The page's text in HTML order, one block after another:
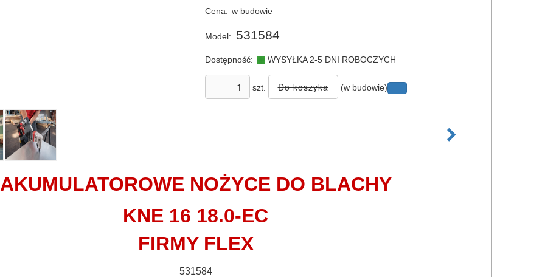
Cena: w budowie
Model: 531584
Dostępność: WYSYŁKA 2-5 DNI ROBOCZYCH
szt. (w budowie)
AKUMULATOROWE NOŻYCE DO BLACHY
KNE 16 18.0-EC
FIRMY FLEX
531584